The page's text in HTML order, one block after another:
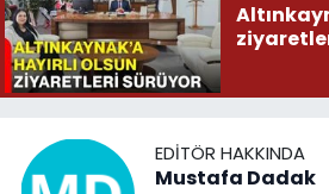
EDITÖR HAKKINDA
Mustafa Dadak